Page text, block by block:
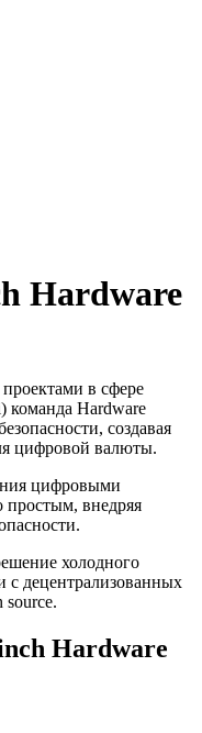
Hardware
в сфере
команда Hardware
создавая
цифровой валюты.
цифровыми
простым, внедряя
холодного
с децентрализованных
source.
Hardware